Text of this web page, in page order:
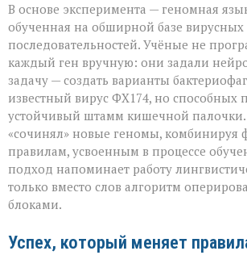
В основе эксперимента — геномная
обученная на обширной базе вирусных
последовательностей. Учёные не
каждый ген вручную: они задали
задачу — создать варианты
известный вирус ФХ174, но способных
устойчивый штамм кишечной
«сочинял» новые геномы, комбинируя
правилам, усвоенным в процессе
подход напоминает работу
только вместо слов алгоритм
блоками.
Успех, который меняет